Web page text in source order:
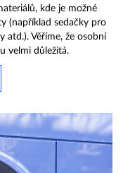
kde je možné
(například sedačky pro
atd.). Věříme, že osobní
velmi důležitá.